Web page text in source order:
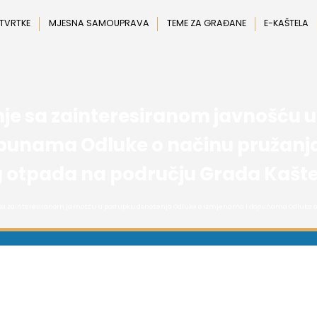
MJESNA SAMOUPRAVA TEME ZA GRAĐANE E-KAŠTELA